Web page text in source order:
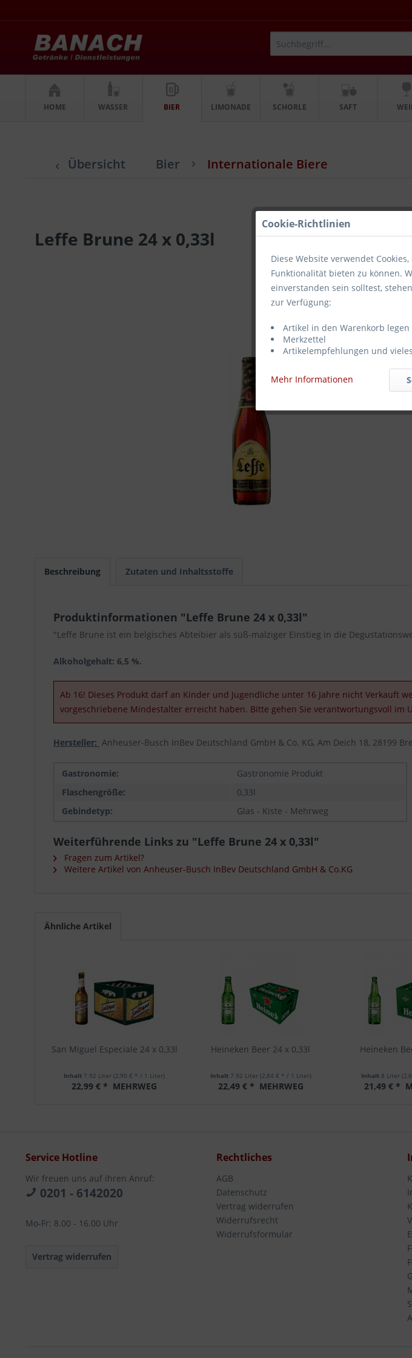
HOME WASSER BIER LIMONADE SCHORLE SAFT
Übersicht Bier Internationale Biere
Leffe Brune 24 x 0,33l
Beschreibung Zutaten und Inhaltsstoffe
Produktinformationen "Leffe Brune 24 x 0,33l"
"Leffe Brune ist ein belgisches Abteibier als süß-malziger Einstieg in die
Alkoholgehalt: 6,5 %.
Ab 16! Dieses Produkt darf an Kinder und Jugendliche unter 16 Jahre nicht Verkauft
vorgeschriebene Mindestalter erreicht haben. Bitte gehen Sie verantwortungsvoll im
Hersteller: Anheuser-Busch InBev Deutschland GmbH & Co. KG, Am Deich 18, 28199
Gastronomie:
Gastronomie Produkt
Flaschengröße:
0,33l
Gebindetyp:
Glas - Kiste - Mehrweg
Weiterführende Links zu "Leffe Brune 24 x 0,33l"
Fragen zum Artikel?
Weitere Artikel von Anheuser-Busch InBev Deutschland GmbH & Co.KG
Ähnliche Artikel
San Miguel Especiale 24 x 0,33l
Inhalt 7.92 Liter(2,90 € * / 1 Liter)
22,99 € * MEHRWEG
Heineken Beer 24 x 0,33l
Inhalt 7.92 Liter (2,84 € * / 1 Liter)
22,49 € * MEHRWEG
Heineken
Inhalt 8 Liter
21,49 € *
Service Hotline
Wir freuen uns auf ihren Anruf:
0201 - 6142020
Mo-Fr: 8.00 - 16.00 Uhr
Vertrag widerrufen
Rechtliches
AGB
Datenschutz
Vertrag widerrufen
Widerrufsrecht
Widerrufsformular
Cookie-Richtlinien
Diese Website verwendet
Funktionalität bieten zu können.
einverstanden sein solltest,
zur Verfügung:
Artikel in den Warenkorb legen
Merkzettel
Artikelempfehlungen und
Mehr Informationen